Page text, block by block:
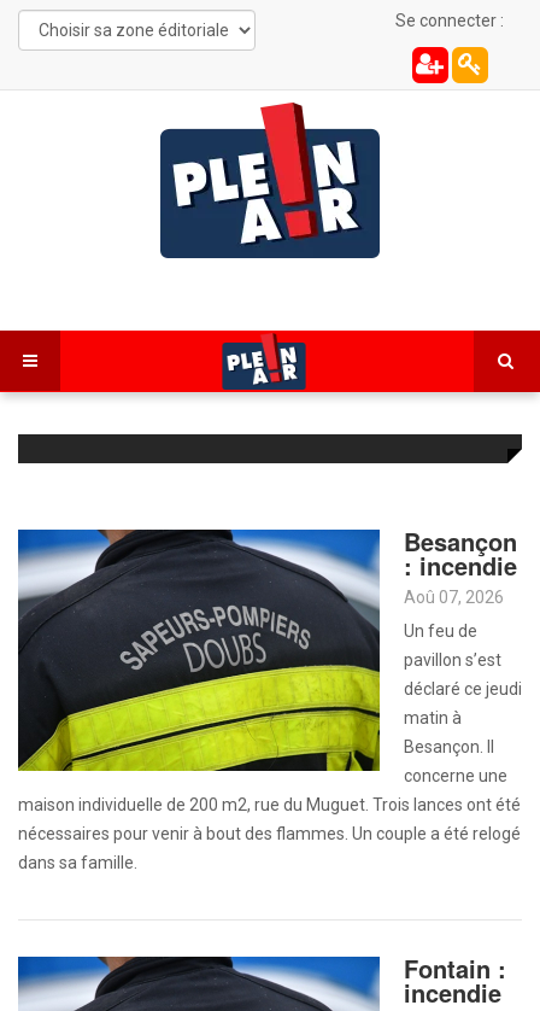
Se connecter :
Besançon
: incendie
Aoû 07, 2026
Un feu de
pavillon s’est
déclaré ce jeudi
matin à
Besançon. Il
concerne une
maison individuelle de 200 m2, rue du Muguet. Trois lances ont été
nécessaires pour venir à bout des flammes. Un couple a été relogé
dans sa famille.
Fontain :
incendie